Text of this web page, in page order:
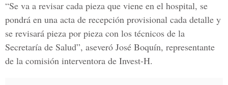
“Se va a revisar cada pieza que viene en el hospital, se
pondrá en una acta de recepción provisional cada detalle y
se revisará pieza por pieza con los técnicos de la
Secretaría de Salud”, aseveró José Boquín, representante
de la comisión interventora de Invest-H.